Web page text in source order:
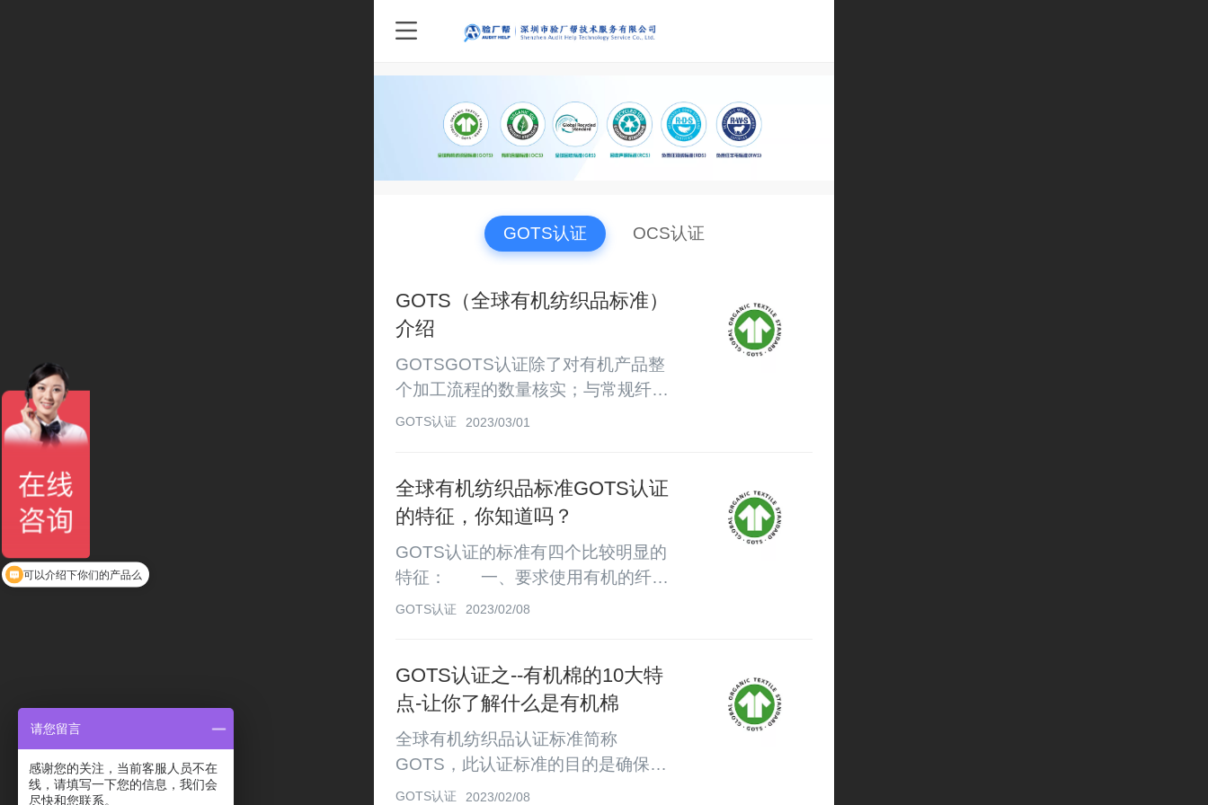
-
GOTS认证 OCS认证
GOTS（全球有机纺织品标准）
介绍
GOTSGOTS认证除了对有机产品整
个加工流程的数量核实；与常规纤维
产品进行分隔和判别的评估，根据化
也在认证的审核范围内所有加工企业
均需满足以国际劳工组织(ILO)基本标
准为基础的最低社会责任标准。有机
产品从纤维加工到制成服装的整个产
业链中所有从业人员均应得到尊重。
由此推动积极的社会效应和社会公正
GOTS认证 2023/03/01
全球有机纺织品标准GOTS认证
的特征，你知道吗？
GOTS认证的标准有四个比较明显的
特征：  一、要求使用有机的纤
维，包括棉、麻等天然的纤维，都是
测也是要经过我们授权许可的独立认
证机构去完成，也就是说不存在市场
上那些不正规的认证机构，更不存在
花钱就能买到证书的情况。在中国我
们现在授权的只有三家，所以他们是
GOTS认证 2023/02/08
GOTS认证之--有机棉的10大特
点-让你了解什么是有机棉
全球有机纺织品认证标准简称
GOTS，此认证标准的目的是确保有
机纺织品从收获、到原材料、到加工
GOTS认证 2023/02/08
可以介绍下你们的产品么
请您留言
感谢您的关注，当前客服人员不在
线，请填写一下您的信息，我们会
尽快和您联系。